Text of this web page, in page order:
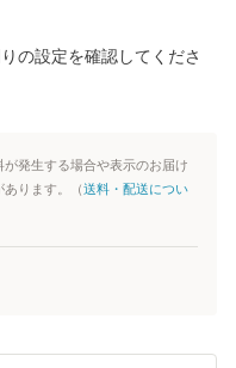
の設定を確認してくださ
発生する場合や表示のお届け
ります。（送料・配送につい